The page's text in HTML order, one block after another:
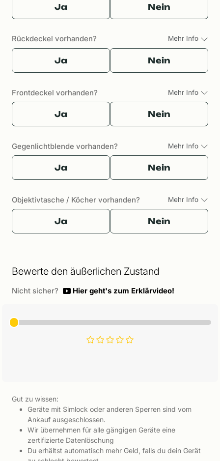
Ja Nein
Rückdeckel vorhanden? Mehr Info
Ja Nein
Frontdeckel vorhanden? Mehr Info
Ja Nein
Gegenlichtblende vorhanden? Mehr Info
Ja Nein
Objektivtasche / Köcher vorhanden? Mehr Info
Ja Nein
Bewerte den äußerlichen Zustand
Nicht sicher? Hier geht's zum Erklärvideo!
Gut zu wissen:
Geräte mit Simlock oder anderen Sperren sind vom
Ankauf ausgeschlossen.
Wir übernehmen für alle gängigen Geräte eine
zertifizierte Datenlöschung
Du erhältst automatisch mehr Geld, falls du dein Gerät